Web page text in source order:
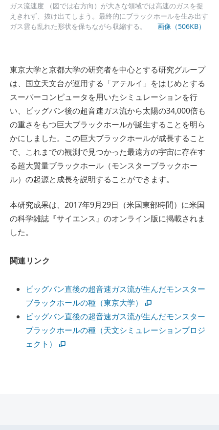
ガス流速度 （図では右方向）が大きな領域では高速のガスを捉
えきれず、抜け出てしまう。最終的にブラックホールを生み出す
ガス雲も乱れた形状を保ちながら収縮する。
画像（506KB）
東京大学と京都大学の研究者を中心とする研究グループ
は、国立天文台が運用する「アテルイ」をはじめとする
スーパーコンピュータを用いたシミュレーションを行
い、ビッグバン後の超音速ガス流から太陽の34,000倍も
の重さをもつ巨大ブラックホールが誕生することを明ら
かにしました。この巨大ブラックホールが成長すること
で、これまでの観測で見つかった最遠方の宇宙に存在す
る超大質量ブラックホール（モンスターブラックホー
ル）の起源と成長を説明することができます。
本研究成果は、2017年9月29日（米国東部時間）に米国
の科学雑誌『サイエンス』のオンライン版に掲載されま
した。
関連リンク
ビッグバン直後の超音速ガス流が生んだモンスター
ブラックホールの種（東京大学）
ビッグバン直後の超音速ガス流が生んだモンスター
ブラックホールの種（天文シミュレーションプロジ
ェクト）